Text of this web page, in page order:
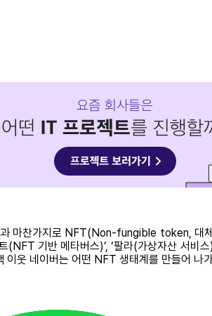
마찬가지로 NFT(Non-fungible token, 대체
(NFT 기반 메타버스)’, ‘팔라(가상자산 서
이웃 네이버는 어떤 NFT 생태계를 만들어 나